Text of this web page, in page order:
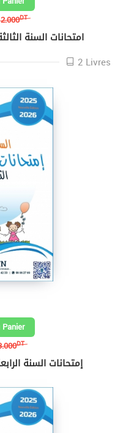
DT
امتحانات السنة
2 Livres
DT
إمتحانات السنة